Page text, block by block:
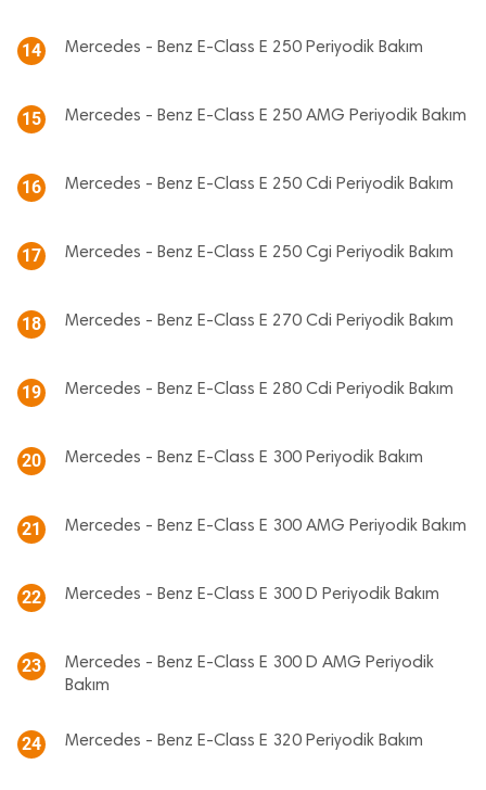
14 Mercedes - Benz E-Class E 250 Periyodik Bakım
15 Mercedes - Benz E-Class E 250 AMG Periyodik Bakım
16 Mercedes - Benz E-Class E 250 Cdi Periyodik Bakım
17 Mercedes - Benz E-Class E 250 Cgi Periyodik Bakım
18 Mercedes - Benz E-Class E 270 Cdi Periyodik Bakım
19 Mercedes - Benz E-Class E 280 Cdi Periyodik Bakım
20 Mercedes - Benz E-Class E 300 Periyodik Bakım
21 Mercedes - Benz E-Class E 300 AMG Periyodik Bakım
22 Mercedes - Benz E-Class E 300 D Periyodik Bakım
23
Mercedes - Benz E-Class E 300 D AMG Periyodik
Bakım
24 Mercedes - Benz E-Class E 320 Periyodik Bakım